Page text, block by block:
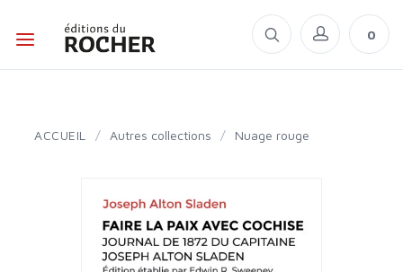
0
ACCUEIL / Autres collections / Nuage rouge